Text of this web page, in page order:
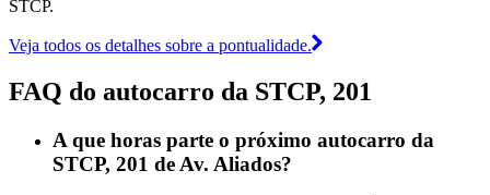
STCP.
Veja todos os detalhes sobre a pontualidade.
FAQ do autocarro da STCP, 201
A que horas parte o próximo autocarro da
STCP, 201 de Av. Aliados?